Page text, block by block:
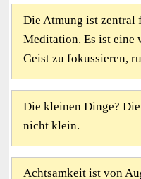
Die Atmung ist zentral
Meditation. Es ist eine
Geist zu fokussieren,
Die kleinen Dinge?
nicht klein.
Achtsamkeit ist von